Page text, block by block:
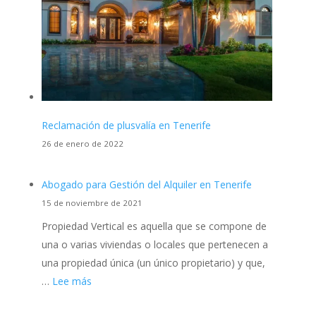
Reclamación de plusvalía en Tenerife
26 de enero de 2022
Abogado para Gestión del Alquiler en Tenerife
15 de noviembre de 2021
Propiedad Vertical es aquella que se compone de
una o varias viviendas o locales que pertenecen a
una propiedad única (un único propietario) y que,
… Lee más: